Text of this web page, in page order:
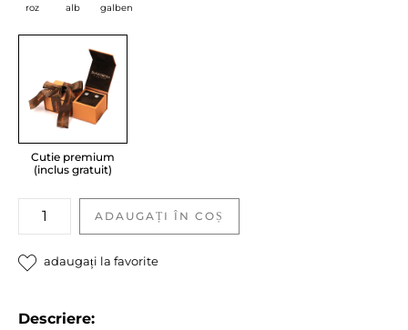
roz alb galben
Cutie premium
(inclus gratuit)
Cercei
cu
diamante
incolore
ADAUGAȚI ÎN COȘ
adaugați la favorite
Descriere: